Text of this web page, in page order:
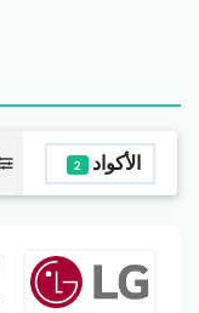
الأكواد 2